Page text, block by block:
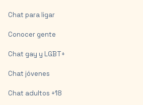
Chat para ligar
Conocer gente
Chat gay y LGBT+
Chat jóvenes
Chat adultos +18